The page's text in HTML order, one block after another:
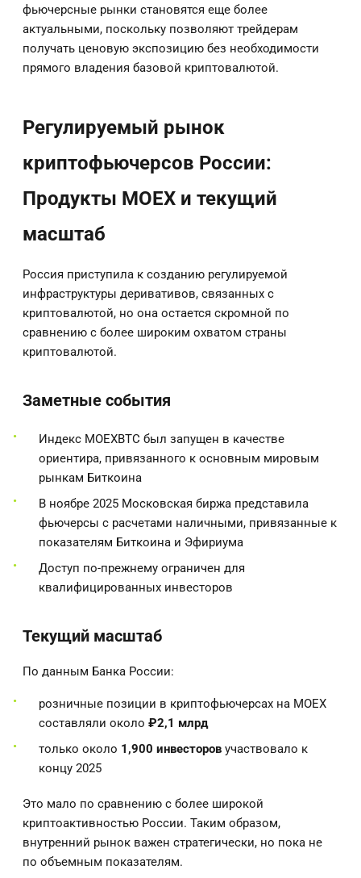
фьючерсные рынки становятся еще более
актуальными, поскольку позволяют трейдерам
получать ценовую экспозицию без необходимости
прямого владения базовой криптовалютой.
Регулируемый рынок
криптофьючерсов России:
Продукты MOEX и текущий
масштаб
Россия приступила к созданию регулируемой
инфраструктуры деривативов, связанных с
криптовалютой, но она остается скромной по
сравнению с более широким охватом страны
криптовалютой.
Заметные события
Индекс MOEXBTC был запущен в качестве
ориентира, привязанного к основным мировым
рынкам Биткоина
В ноябре 2025 Московская биржа представила
фьючерсы с расчетами наличными, привязанные к
показателям Биткоина и Эфириума
Доступ по-прежнему ограничен для
квалифицированных инвесторов
Текущий масштаб
По данным Банка России:
розничные позиции в криптофьючерсах на MOEX
составляли около ₽2,1 млрд
только около 1,900 инвесторов участвовало к
концу 2025
Это мало по сравнению с более широкой
криптоактивностью России. Таким образом,
внутренний рынок важен стратегически, но пока не
по объемным показателям.